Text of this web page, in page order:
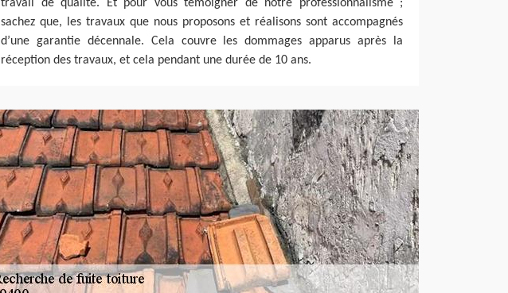
travail de qualité. Et pour vous témoigner de notre professionnalisme ;
sachez que, les travaux que nous proposons et réalisons sont accompagnés
d’une garantie décennale. Cela couvre les dommages apparus après la
réception des travaux, et cela pendant une durée de 10 ans.